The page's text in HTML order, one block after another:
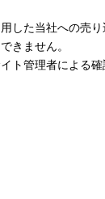
した当社への売
きません。
ト管理者による確